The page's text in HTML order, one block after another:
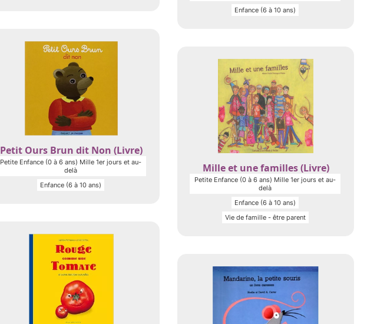
Enfance (6 à 10 ans)
Petit Ours Brun dit Non (Livre)
Petite Enfance (0 à 6 ans) Mille 1er jours et au-
delà
Enfance (6 à 10 ans)
Mille et une familles (Livre)
Petite Enfance (0 à 6 ans) Mille 1er jours et au-
delà
Enfance (6 à 10 ans)
Vie de famille - être parent